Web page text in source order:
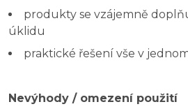
produkty se vzájemně
úklidu
praktické řešení vše v
Nevýhody / omezení použití